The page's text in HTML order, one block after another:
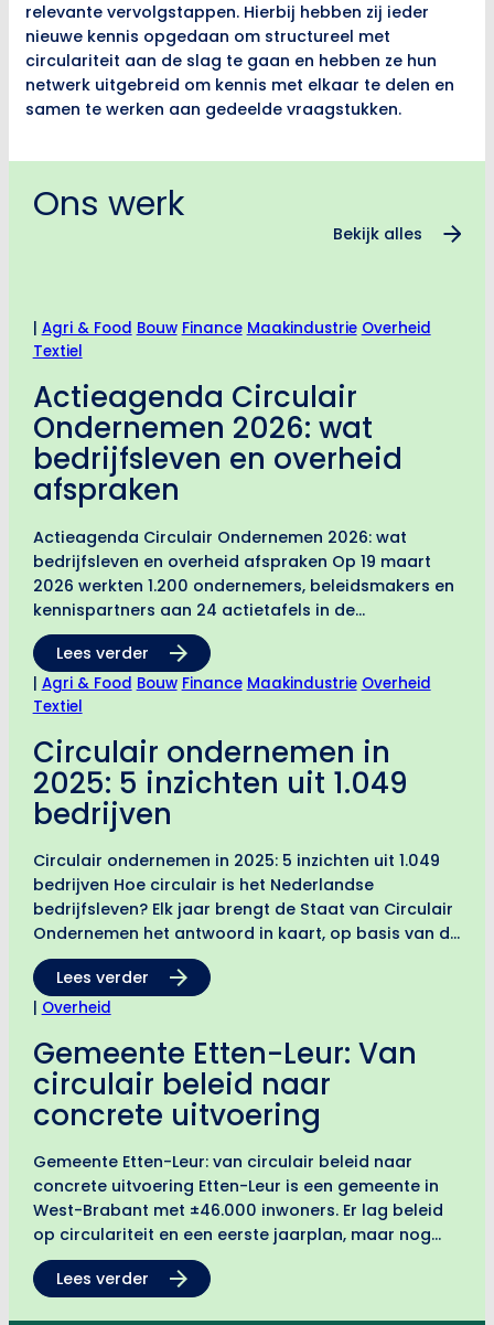
relevante vervolgstappen. Hierbij hebben zij ieder
nieuwe kennis opgedaan om structureel met
circulariteit aan de slag te gaan en hebben ze hun
netwerk uitgebreid om kennis met elkaar te delen en
samen te werken aan gedeelde vraagstukken.
Ons werk
Bekijk alles
| Agri & Food Bouw Finance Maakindustrie Overheid
Textiel
Actieagenda Circulair
Ondernemen 2026: wat
bedrijfsleven en overheid
afspraken
Actieagenda Circulair Ondernemen 2026: wat
bedrijfsleven en overheid afspraken Op 19 maart
2026 werkten 1.200 ondernemers, beleidsmakers en
kennispartners aan 24 actietafels in de
Werkspoorkathedraal in Utrecht. Het resultaat: een
actieagenda met concrete interventies op
nationaal, regionaal en bedrijfsniveau.
Aangeboden…
Lees verder
| Agri & Food Bouw Finance Maakindustrie Overheid
Textiel
Circulair ondernemen in
2025: 5 inzichten uit 1.049
bedrijven
Circulair ondernemen in 2025: 5 inzichten uit 1.049
bedrijven Hoe circulair is het Nederlandse
bedrijfsleven? Elk jaar brengt de Staat van Circulair
Ondernemen het antwoord in kaart, op basis van de
Circulaire Volwassenheidsmeting (CVM). De editie
van 2026 is gebaseerd…
Lees verder
| Overheid
Gemeente Etten-Leur: Van
circulair beleid naar
concrete uitvoering
Gemeente Etten-Leur: van circulair beleid naar
concrete uitvoering Etten-Leur is een gemeente in
West-Brabant met ±46.000 inwoners. Er lag beleid
op circulariteit en een eerste jaarplan, maar nog
geen concreet plan voor de komende jaren. Samen
met Route Circulair vertaalde…
Lees verder